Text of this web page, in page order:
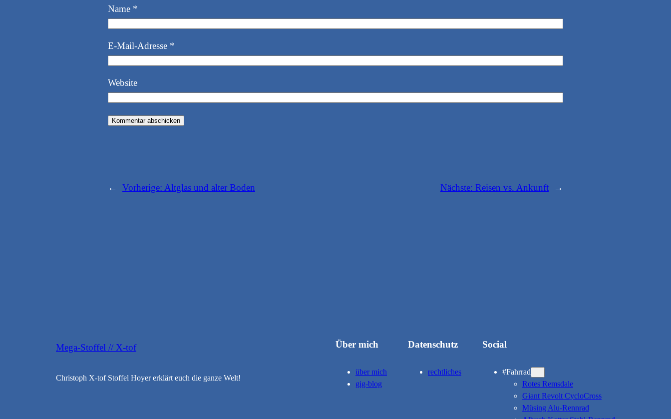
Name *
E-Mail-Adresse *
Website
← Vorherige: Altglas und alter Boden Nächste: Reisen vs. Ankunft →
Mega-Stoffel // X-tof
Christoph X-tof Stoffel Hoyer erklärt euch die ganze Welt!
Über mich
über mich
gig-blog
Datenschutz
rechtliches
Social
#Fahrrad
Rotes Remsdale
Giant Revolt CycloCross
Müsing Alu-Rennrad